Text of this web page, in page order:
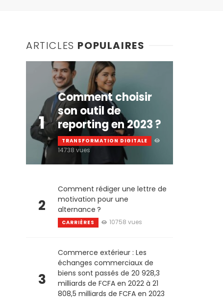
ARTICLES POPULAIRES
1
Comment choisir
son outil de
reporting en 2023 ?
TRANSFORMATION DIGITALE
14738 vues
2
Comment rédiger une lettre de
motivation pour une
alternance ?
CARRIÈRES 10758 vues
3
Commerce extérieur : Les
échanges commerciaux de
biens sont passés de 20 928,3
milliards de FCFA en 2022 à 21
808,5 milliards de FCFA en 2023